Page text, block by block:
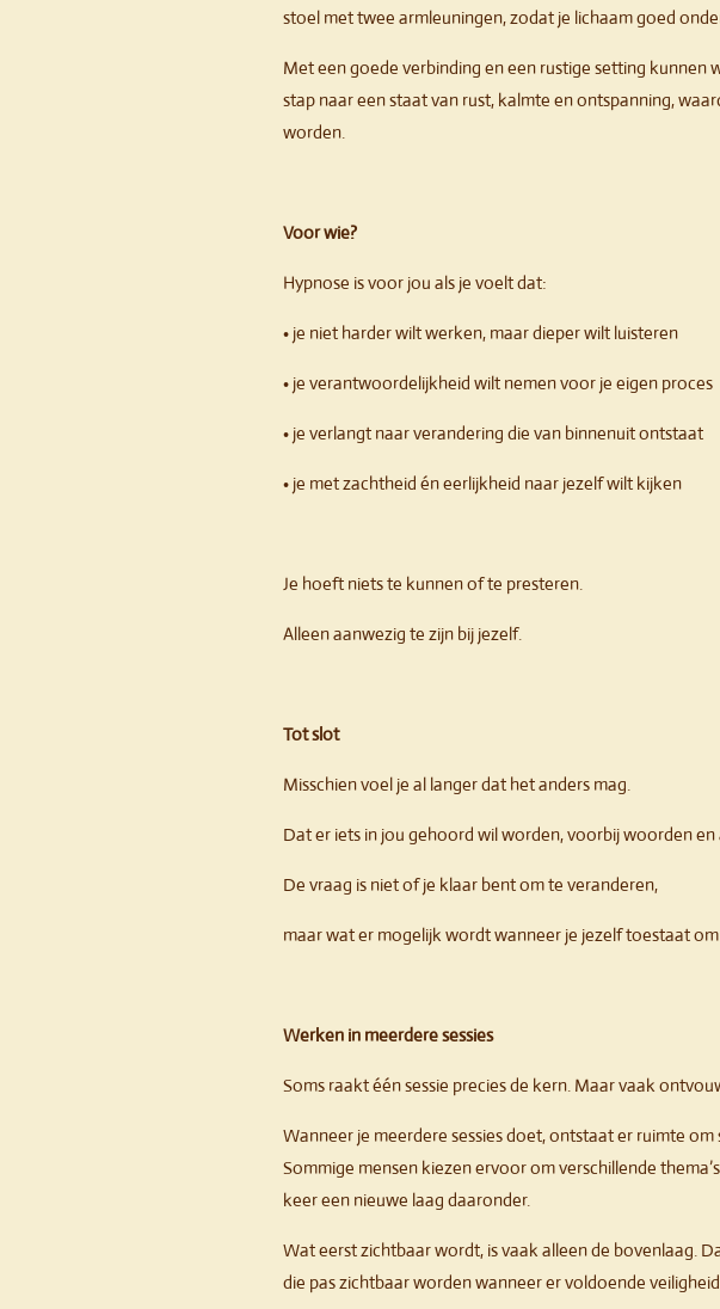
stoel met twee armleuningen, zodat je lichaam goed
Met een goede verbinding en een rustige setting
stap naar een staat van rust, kalmte en ontspanning,
worden.
Voor wie?
Hypnose is voor jou als je voelt dat:
• je niet harder wilt werken, maar dieper wilt luisteren
• je verantwoordelijkheid wilt nemen voor je eigen proces
• je verlangt naar verandering die van binnenuit ontstaat
• je met zachtheid én eerlijkheid naar jezelf wilt kijken
Je hoeft niets te kunnen of te presteren.
Alleen aanwezig te zijn bij jezelf.
Tot slot
Misschien voel je al langer dat het anders mag.
Dat er iets in jou gehoord wil worden, voorbij woorden en
De vraag is niet of je klaar bent om te veranderen,
maar wat er mogelijk wordt wanneer je jezelf toestaat
Werken in meerdere sessies
Soms raakt één sessie precies de kern. Maar vaak
Wanneer je meerdere sessies doet, ontstaat er ruimte
Sommige mensen kiezen ervoor om verschillende
keer een nieuwe laag daaronder.
Wat eerst zichtbaar wordt, is vaak alleen de bovenlaag.
die pas zichtbaar worden wanneer er voldoende